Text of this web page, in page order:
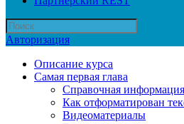
Авторизация
Описание курса
Самая первая глава
Справочная информация
Как отформатирован
Видеоматериалы